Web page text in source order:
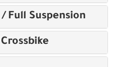
Full Suspension